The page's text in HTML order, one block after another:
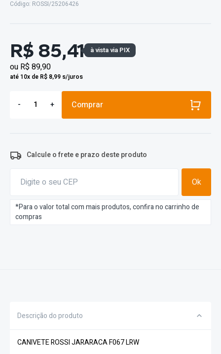
Código: ROSSI/25206426
R$ 85,41 à vista via PIX
ou R$ 89,90
até 10x de R$ 8,99 s/juros
- + Comprar
Calcule o frete e prazo deste produto
Ok
*Para o valor total com mais produtos, confira no carrinho de
compras
Descrição do produto
CANIVETE ROSSI JARARACA F067 LRW